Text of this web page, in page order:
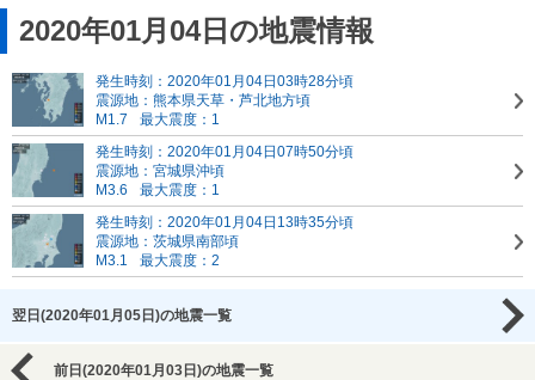
2020年01月04日の地震情報
発生時刻：2020年01月04日03時28分頃
震源地：熊本県天草・芦北地方頃
M1.7
最大震度：1
発生時刻：2020年01月04日07時50分頃
震源地：宮城県沖頃
M3.6
最大震度：1
発生時刻：2020年01月04日13時35分頃
震源地：茨城県南部頃
M3.1
最大震度：2
翌日(2020年01月05日)の地震一覧
前日(2020年01月03日)の地震一覧